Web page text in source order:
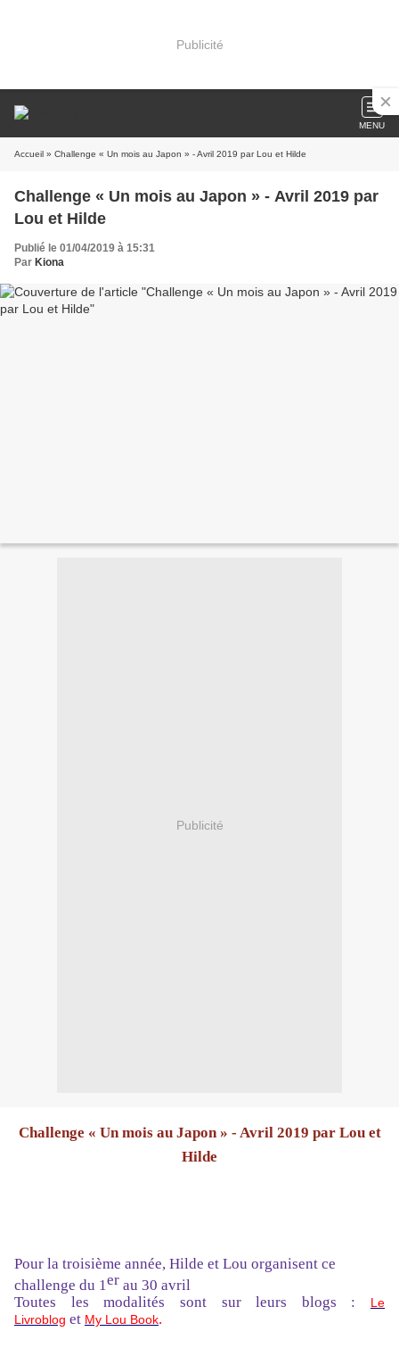
Publicité
MENU
Accueil » Challenge « Un mois au Japon » - Avril 2019 par Lou et Hilde
Challenge « Un mois au Japon » - Avril 2019 par
Lou et Hilde
Publié le 01/04/2019 à 15:31
Par Kiona
Publicité
Challenge « Un mois au Japon » - Avril 2019 par Lou et
Hilde
Pour la troisième année, Hilde et Lou organisent ce
challenge du 1er au 30 avril
Toutes les modalités sont sur leurs blogs :
Le
Livroblog et My Lou Book.